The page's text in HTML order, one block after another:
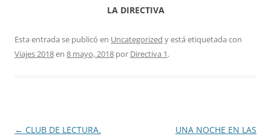
LA DIRECTIVA
Esta entrada se publicó en Uncategorized y está etiquetada con
Viajes 2018en 8 mayo, 2018 por Directiva 1.
Navegación
← CLUB DE LECTURA.
UNA NOCHE EN LAS